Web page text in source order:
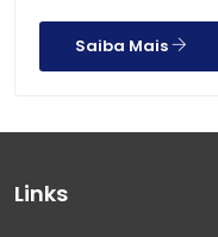
Saiba Mais
Links